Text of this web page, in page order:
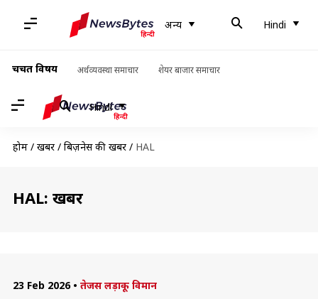
अन्य Hindi
चर्चित विषय अर्थव्यवस्था समाचार शेयर बाजार समाचार
Hindi
होम / खबरें / बिज़नेस की खबरें / HAL
HAL: खबरें
23 Feb 2026 • तेजस लड़ाकू विमान